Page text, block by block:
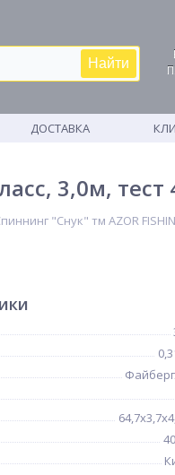
Найти
ДОСТАВКА
3,0м, тест
"Снук" тм AZOR